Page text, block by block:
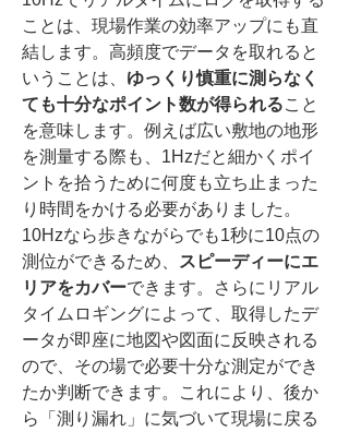
ことは、現場作業の効率アップにも直
結します。高頻度でデータを取れると
いうことは、 ゆっくり慎重に測らなく
ても十分なポイント数が得られること
を意味します。例えば広い敷地の地形
を測量する際も、1Hzだと細かくポイ
ントを拾うために何度も立ち止まった
り時間をかける必要がありました。
10Hzなら歩きながらでも1秒に10点の
測位ができるため、
スピーディーにエ
リアをカバーできます。さらにリアル
タイムロギングによって、取得したデ
ータが即座に地図や図面に反映される
ので、その場で必要十分な測定ができ
たか判断できます。これにより、後か
ら「測り漏れ」に気づいて現場に戻る